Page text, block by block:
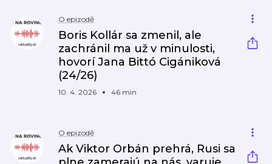
O epizodě
Boris Kollár sa zmenil, ale
zachránil ma už v minulosti,
hovorí Jana Bittó Cigániková
(24/26)
10. 4. 2026 46 min
O epizodě
Ak Viktor Orbán prehrá, Rusi sa